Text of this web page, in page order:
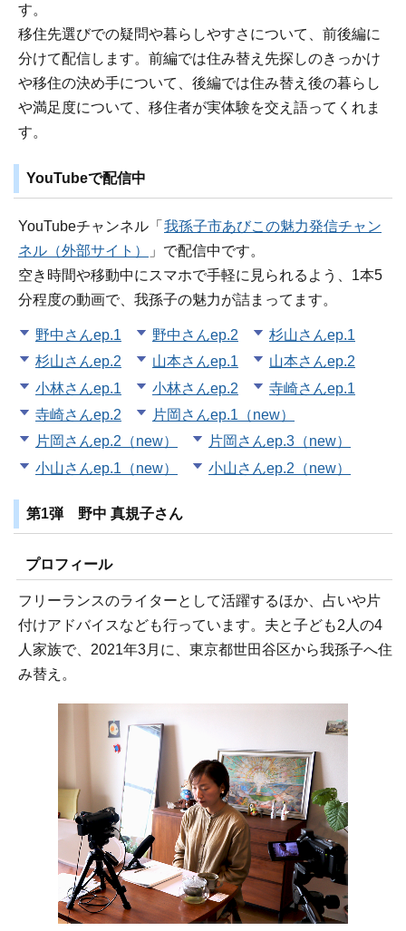
す。
移住先選びでの疑問や暮らしやすさについて、前後編に
分けて配信します。前編では住み替え先探しのきっかけ
や移住の決め手について、後編では住み替え後の暮らし
や満足度について、移住者が実体験を交え語ってくれま
す。
YouTubeで配信中
YouTubeチャンネル「 我孫子市あびこの魅力発信チャン
ネル（外部サイト）
」で配信中です。
空き時間や移動中にスマホで手軽に見られるよう、1本5
分程度の動画で、我孫子の魅力が詰まってます。
野中さんep.1 野中さんep.2
杉山さんep.1
杉山さんep.2
山本さんep.1
山本さんep.2
小林さんep.1
小林さんep.2
寺崎さんep.1
寺崎さんep.2
片岡さんep.1（new）
片岡さんep.2（new）
片岡さんep.3（new）
小山さんep.1（new）
小山さんep.2（new）
第1弾 野中 真規子さん
プロフィール
フリーランスのライターとして活躍するほか、占いや片
付けアドバイスなども行っています。夫と子ども2人の4
人家族で、2021年3月に、東京都世田谷区から我孫子へ住
み替え。